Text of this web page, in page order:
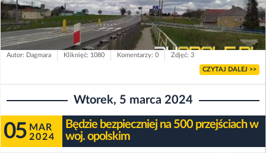
Autor: Dagmara Kliknięć: 1080 Komentarzy: 0 Zdjęć: 3
CZYTAJ DALEJ >>
Wtorek, 5 marca 2024
05 MAR
2024
Będzie bezpieczniej na 500 przejściach w
woj. opolskim